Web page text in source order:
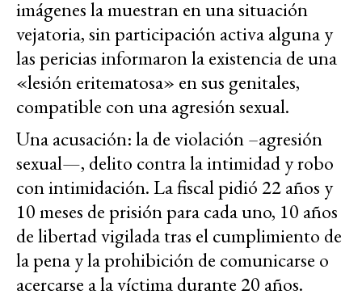
imágenes la muestran en una situación
vejatoria, sin participación activa alguna y
las pericias informaron la existencia de una
«lesión eritematosa» en sus genitales,
compatible con una agresión sexual.
Una acusación: la de violación –agresión
sexual—, delito contra la intimidad y robo
con intimidación. La fiscal pidió 22 años y
10 meses de prisión para cada uno, 10 años
de libertad vigilada tras el cumplimiento de
la pena y la prohibición de comunicarse o
acercarse a la víctima durante 20 años.